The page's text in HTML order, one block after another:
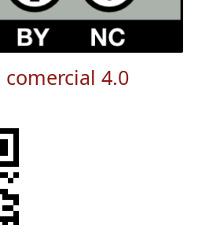
4.0